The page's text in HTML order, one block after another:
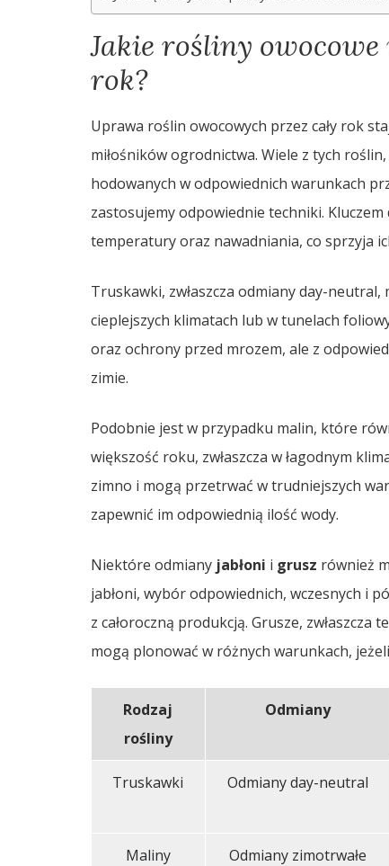
Jakie rośliny
rok?
Uprawa roślin owocowych przez cały rok
miłośników ogrodnictwa. Wiele z tych
hodowanych w odpowiednich warunkach
zastosujemy odpowiednie techniki.
temperatury oraz nawadniania, co sprzyja
Truskawki, zwłaszcza odmiany day-neutral,
cieplejszych klimatach lub w tunelach
oraz ochrony przed mrozem, ale z
zimie.
Podobnie jest w przypadku malin, które
większość roku, zwłaszcza w łagodnym
zimno i mogą przetrwać w trudniejszych
zapewnić im odpowiednią ilość wody.
Niektóre odmiany jabłoni i grusz również
jabłoni, wybór odpowiednich, wczesnych i
z całoroczną produkcją. Grusze, zwłaszcza
mogą plonować w różnych warunkach,
Rodzaj
rośliny
Odmiany
Truskawki Odmiany day-neutral
Maliny Odmiany zimotrwałe